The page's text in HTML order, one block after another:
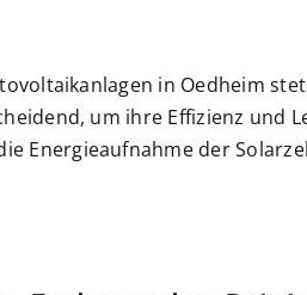
in Oedheim
um ihre Effizienz und
Energieaufnahme der